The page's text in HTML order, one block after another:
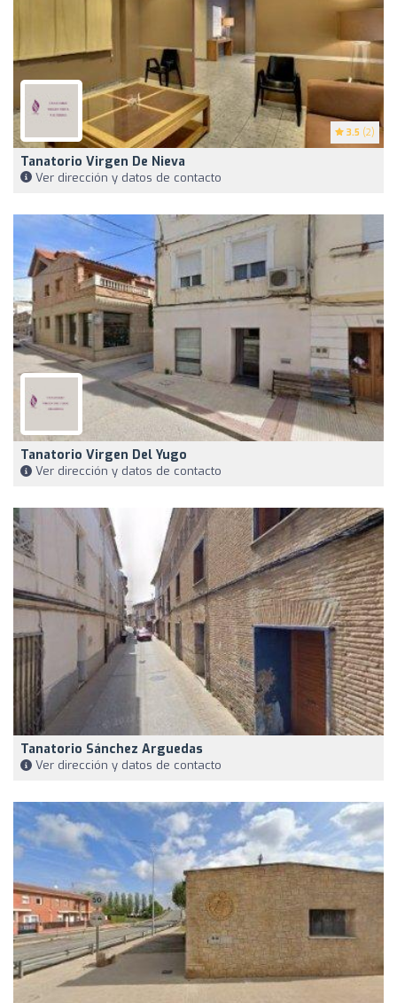
3.5 (2)
Tanatorio Virgen De Nieva
Ver dirección y datos de contacto
Tanatorio Virgen Del Yugo
Ver dirección y datos de contacto
Tanatorio Sánchez Arguedas
Ver dirección y datos de contacto